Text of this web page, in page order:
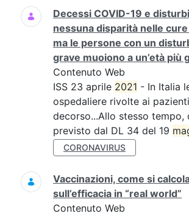
Decessi COVID-19 e
nessuna disparità nelle
ma le persone con un
grave muoiono a un’età più
Contenuto Web
ISS 23 aprile 2021 - In Italia
ospedaliere rivolte ai
decorso...Allo stesso tempo,
previsto dal DL 34 del 19
CORONAVIRUS
Vaccinazioni, come si
sull’efficacia in “real world”
Contenuto Web